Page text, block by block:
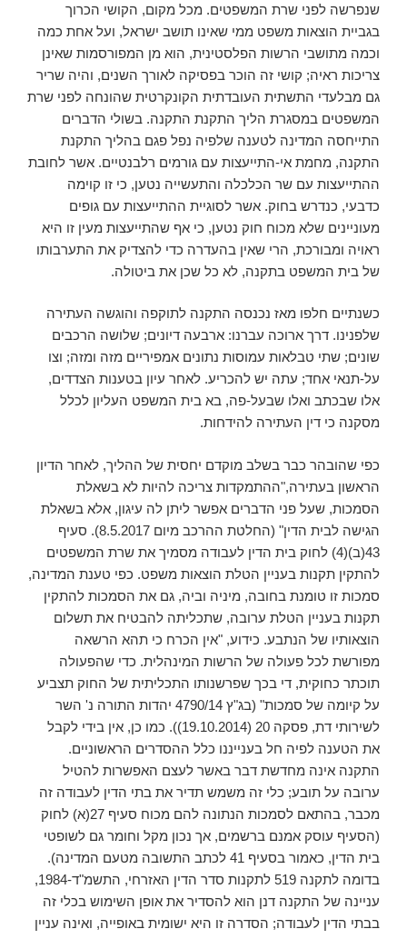
שנפרשה לפני שרת המשפטים. מכל מקום, הקושי הכרוך
בגביית הוצאות משפט ממי שאינו תושב ישראל, ועל אחת כמה
וכמה מתושבי הרשות הפלסטינית, הוא מן המפורסמות שאינן
צריכות ראיה; קושי זה הוכר בפסיקה לאורך השנים, והיה שריר
גם מבלעדי התשתית העובדתית הקונקרטית שהונחה לפני שרת
המשפטים במסגרת הליך התקנת התקנה. בשולי הדברים
התייחסה המדינה לטענה שלפיה נפל פגם בהליך התקנת
התקנה, מחמת אי-התייעצות עם גורמים רלבנטיים. אשר לחובת
ההתייעצות עם שר הכלכלה והתעשייה נטען, כי זו קוימה
כדבעי, כנדרש בחוק. אשר לסוגיית ההתייעצות עם גופים
מעוניינים שלא מכוח חוק נטען, כי אף שהתייעצות מעין זו היא
ראויה ומבורכת, הרי שאין בהעדרה כדי להצדיק את התערבותו
של בית המשפט בתקנה, לא כל שכן את ביטולה.
כשנתיים חלפו מאז נכנסה התקנה לתוקפה והוגשה העתירה
שלפנינו. דרך ארוכה עברנו: ארבעה דיונים; שלושה הרכבים
שונים; שתי טבלאות עמוסות נתונים אמפיריים מזה ומזה; וצו
על-תנאי אחד; עתה יש להכריע. לאחר עיון בטענות הצדדים,
אלו שבכתב ואלו שבעל-פה, בא בית המשפט העליון לכלל
מסקנה כי דין העתירה להידחות.
כפי שהובהר כבר בשלב מוקדם יחסית של ההליך, לאחר הדיון
הראשון בעתירה,"ההתמקדות צריכה להיות לא בשאלת
הסמכות, שעל פני הדברים אפשר ליתן לה עיגון, אלא בשאלת
הגישה לבית הדין" (החלטת ההרכב מיום 8.5.2017). סעיף
43(ב)(4) לחוק בית הדין לעבודה מסמיך את שרת המשפטים
להתקין תקנות בעניין הטלת הוצאות משפט. כפי טענת המדינה,
סמכות זו טומנת בחובה, מיניה וביה, גם את הסמכות להתקין
תקנות בעניין הטלת ערובה, שתכליתה להבטיח את תשלום
הוצאותיו של הנתבע. כידוע, "אין הכרח כי תהא הרשאה
מפורשת לכל פעולה של הרשות המינהלית. כדי שהפעולה
תוכתר כחוקית, די בכך שפרשנותו התכליתית של החוק תצביע
על קיומה של סמכות" (בג"ץ 4790/14 יהדות התורה נ' השר
לשירותי דת, פסקה 20 (19.10.2014)). כמו כן, אין בידי לקבל
את הטענה לפיה חל בענייננו כלל ההסדרים הראשוניים.
התקנה אינה מחדשת דבר באשר לעצם האפשרות להטיל
ערובה על תובע; כלי זה משמש תדיר את בתי הדין לעבודה זה
מכבר, בהתאם לסמכות הנתונה להם מכוח סעיף 27(א) לחוק
(הסעיף עוסק אמנם ברשמים, אך נכון מקל וחומר גם לשופטי
בית הדין, כאמור בסעיף 41 לכתב התשובה מטעם המדינה).
בדומה לתקנה 519 לתקנות סדר הדין האזרחי, התשמ"ד-1984,
עניינה של התקנה דנן הוא להסדיר את אופן השימוש בכלי זה
בבתי הדין לעבודה; הסדרה זו היא ישומית באופייה, ואינה עניין